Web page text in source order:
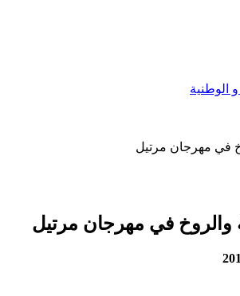
في مهرجان مرتيل
والروخ في مهرجان مرتيل